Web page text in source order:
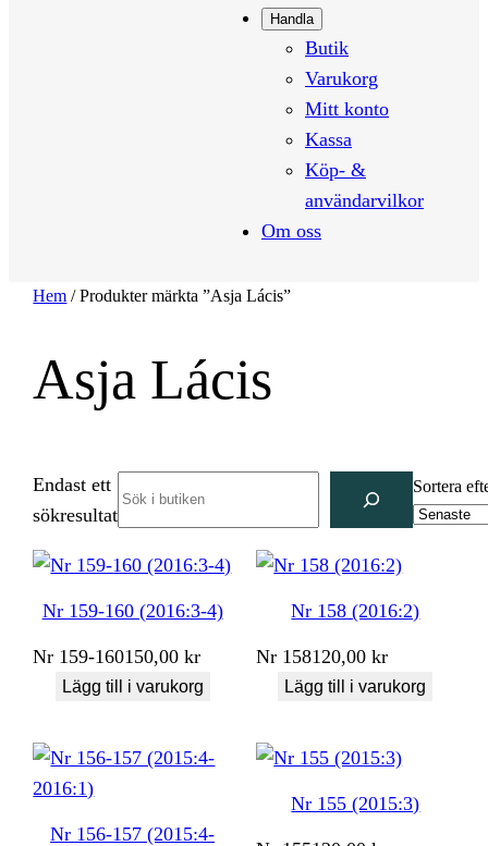
Handla
Butik
Varukorg
Mitt konto
Kassa
Köp- &
användarvilkor
Om oss
Hem / Produkter märkta ”Asja Lácis”
Asja Lácis
Endast ett
sökresultat
Sortera
Nr 159-160 (2016:3-4)
Nr 159-160150,00kr
Lägg till i varukorg
Nr 158 (2016:2)
Nr 158120,00kr
Lägg till i varukorg
Nr 156-157 (2015:4-
Nr 155 (2015:3)